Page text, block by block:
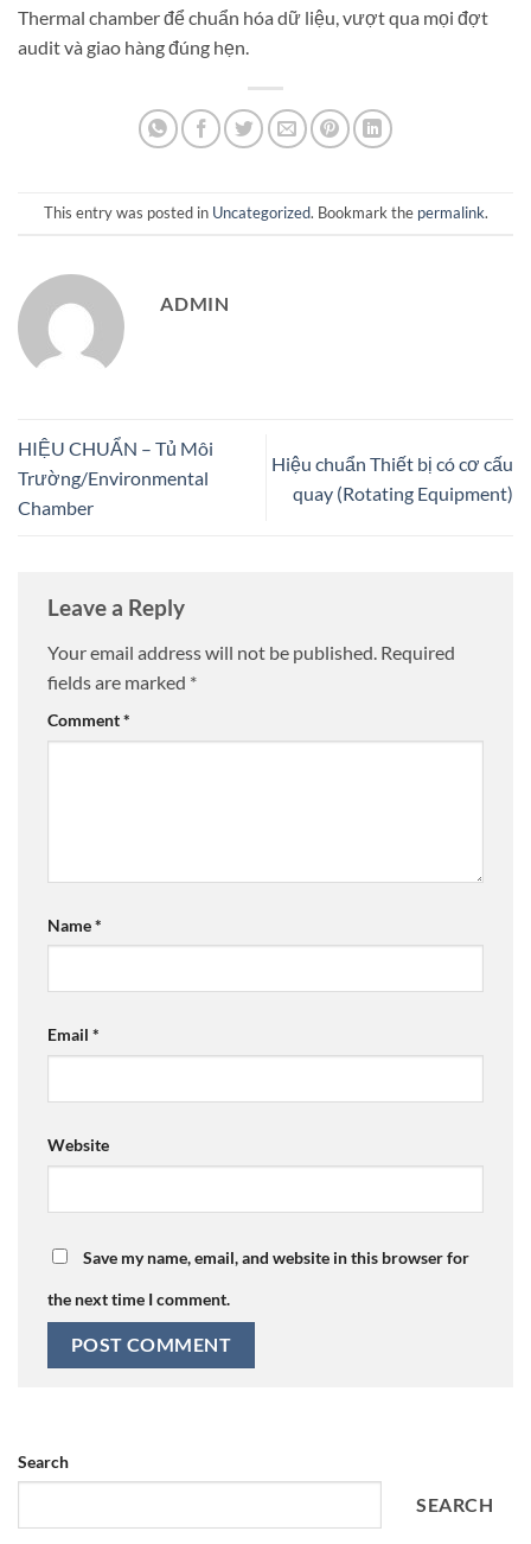
Thermal chamber để chuẩn hóa dữ liệu, vượt qua mọi đợt
audit và giao hàng đúng hẹn.
This entry was posted in Uncategorized. Bookmark the permalink.
ADMIN
HIỆU CHUẨN – Tủ Môi
Trường/Environmental
Chamber
Hiệu chuẩn Thiết bị có cơ cấu
quay (Rotating Equipment)
Leave a Reply
Your email address will not be published. Required
fields are marked *
Comment*
Name*
Email *
Website
Save my name, email, and website in this browser for
the next time I comment.
Search
SEARCH